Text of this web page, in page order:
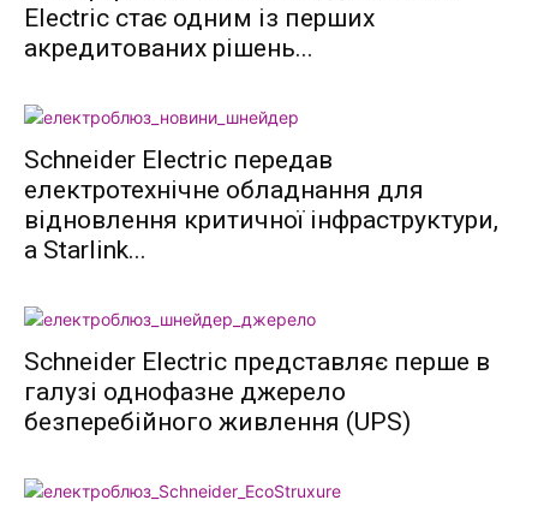
Electric стає одним із перших
акредитованих рішень...
Schneider Electric передав
електротехнічне обладнання для
відновлення критичної інфраструктури,
а Starlink...
Schneider Electric представляє перше в
галузі однофазне джерело
безперебійного живлення (UPS)